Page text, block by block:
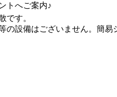
トへご案内♪
です。
設備はございません。簡